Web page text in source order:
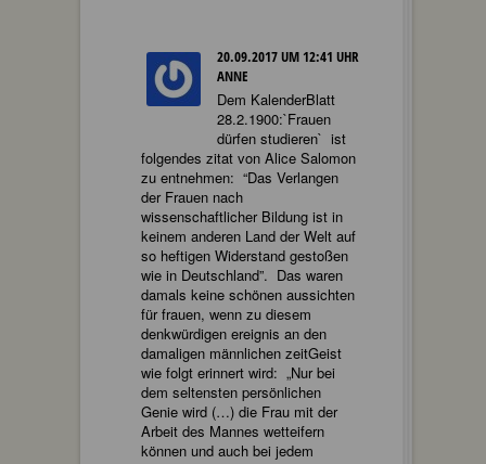
20.09.2017 UM 12:41 UHR
ANNE
Dem KalenderBlatt
28.2.1900:`Frauen
dürfen studieren` ist
folgendes zitat von Alice Salomon
zu entnehmen: “Das Verlangen
der Frauen nach
wissenschaftlicher Bildung ist in
keinem anderen Land der Welt auf
so heftigen Widerstand gestoßen
wie in Deutschland”. Das waren
damals keine schönen aussichten
für frauen, wenn zu diesem
denkwürdigen ereignis an den
damaligen männlichen zeitGeist
wie folgt erinnert wird: „Nur bei
dem seltensten persönlichen
Genie wird (…) die Frau mit der
Arbeit des Mannes wetteifern
können und auch bei jedem